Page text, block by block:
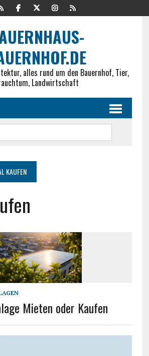
alles rund um den Bauernhof, Tier,
Landwirtschaft
KAUFEN
Mieten oder Kaufen